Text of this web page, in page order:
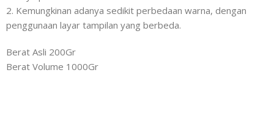
2. Kemungkinan adanya sedikit perbedaan warna, dengan
penggunaan layar tampilan yang berbeda.
Berat Asli 200Gr
Berat Volume 1000Gr